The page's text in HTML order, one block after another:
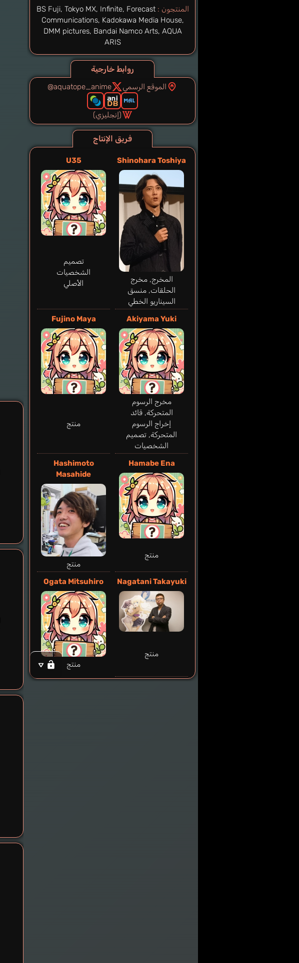
المنتجون : BS Fuji, Tokyo MX, Infinite, Forecast
Communications, Kadokawa Media House,
DMM pictures, Bandai Namco Arts, AQUA
ARIS
روابط خارجية
الموقع الرسمي @aquatope_anime
(إنجليزي)
فريق الإنتاج
Shinohara Toshiya
المخرج, مخرج
الحلقات, منسق
السيناريو الخطي
U35
تصميم
الشخصيات
الأصلي
Akiyama Yuki
مخرج الرسوم
المتحركة, قائد
إخراج الرسوم
المتحركة, تصميم
الشخصيات
Fujino Maya
منتج
Hamabe Ena
منتج
Hashimoto
Masahide
منتج
Nagatani Takayuki
منتج
Ogata Mitsuhiro
منتج